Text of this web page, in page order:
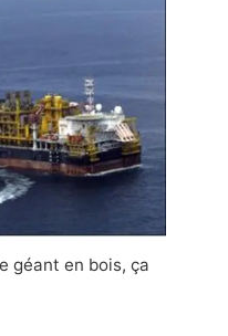
géant en bois, ça